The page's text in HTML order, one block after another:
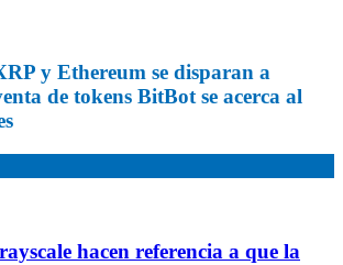
y Ethereum se disparan a
de tokens BitBot se acerca al
hacen referencia a que la